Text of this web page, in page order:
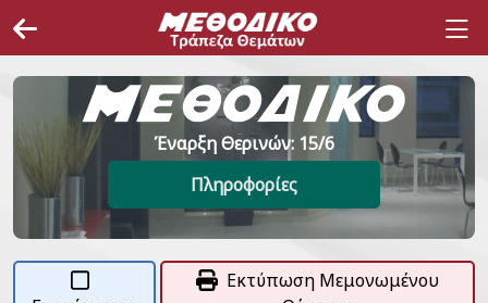
Έναρξη Θερινών: 15/6
Πληροφορίες
Εκτύπωση Μεμονωμένου